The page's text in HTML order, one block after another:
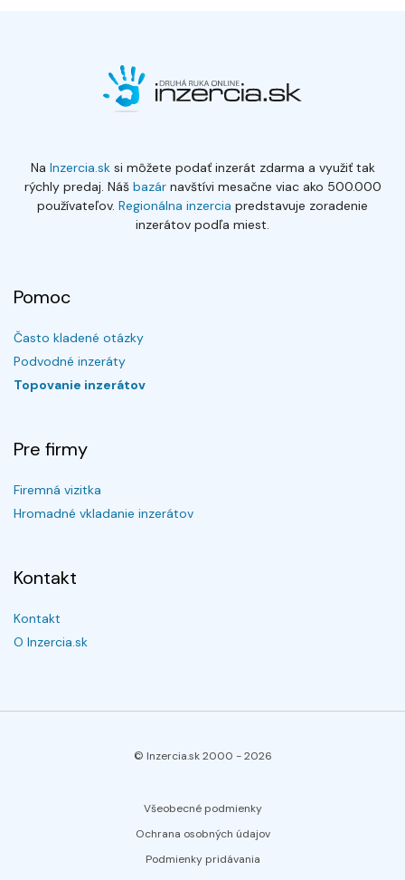
Na Inzercia.sksi môžete podať inzerát zdarma a využiť tak
rýchly predaj. Náš bazárnavštívi mesačne viac ako 500.000
používateľov. Regionálna inzercia predstavuje zoradenie
inzerátov podľa miest.
Pomoc
Často kladené otázky
Podvodné inzeráty
Topovanie inzerátov
Pre firmy
Firemná vizitka
Hromadné vkladanie inzerátov
Kontakt
Kontakt
O Inzercia.sk
© Inzercia.sk 2000 -2026
Všeobecné podmienky
Ochrana osobných údajov
Podmienky pridávania